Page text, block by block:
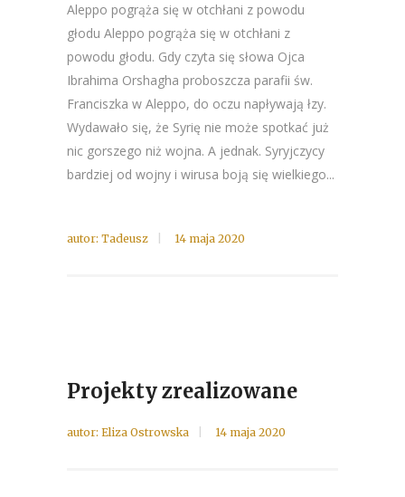
Aleppo pogrąża się w otchłani z powodu
głodu Aleppo pogrąża się w otchłani z
powodu głodu. Gdy czyta się słowa Ojca
Ibrahima Orshagha proboszcza parafii św.
Franciszka w Aleppo, do oczu napływają łzy.
Wydawało się, że Syrię nie może spotkać już
nic gorszego niż wojna. A jednak. Syryjczycy
bardziej od wojny i wirusa boją się wielkiego...
autor: Tadeusz 14 maja 2020
Projekty zrealizowane
autor: Eliza Ostrowska 14 maja 2020